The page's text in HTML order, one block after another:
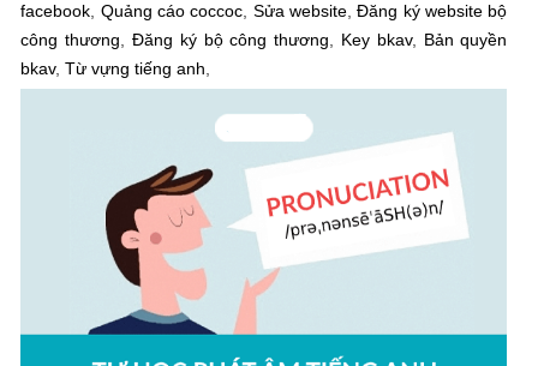
facebook, Quảng cáo coccoc, Sửa website,Đăng ký website bộ
công thương, Đăng ký bộ công thương, Key bkav, Bản quyền
bkav,Từ vựng tiếng anh,